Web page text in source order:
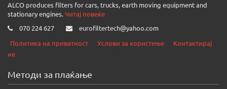
ALCO produces filters for cars, trucks, earth moving equipment and
stationary engines.Читај повеќе
070 224 627
eurofiltertech@yahoo.com
Политика на приватност
Услови за користење
Контактирај
не
Методи за плаќање